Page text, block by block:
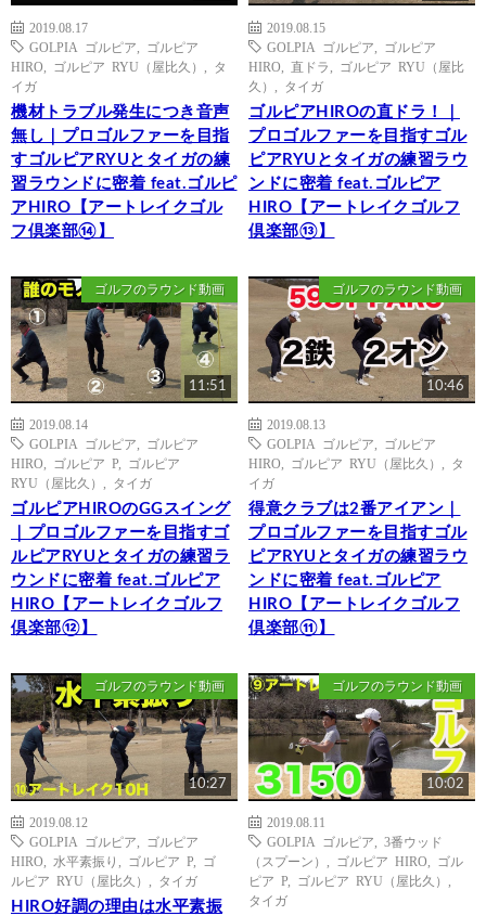
2019.08.17
GOLPIA ゴルピア
ゴルピア
HIRO
ゴルピア RYU（屋比久）
タ
イガ
機材トラブル発生につき音声
無し｜プロゴルファーを目指
すゴルピアRYUとタイガの練
習ラウンドに密着 feat.ゴルピ
アHIRO【アートレイクゴル
フ倶楽部⑭】
2019.08.15
GOLPIA ゴルピア
ゴルピア
HIRO
直ドラ
ゴルピア RYU（屋比
久）
タイガ
ゴルピアHIROの直ドラ！｜
プロゴルファーを目指すゴル
ピアRYUとタイガの練習ラウ
ンドに密着 feat.ゴルピア
HIRO【アートレイクゴルフ
倶楽部⑬】
ゴルフのラウンド動画
11:51
2019.08.14
GOLPIA ゴルピア
ゴルピア
HIRO
ゴルピア P
ゴルピア
RYU（屋比久）
タイガ
ゴルピアHIROのGGスイング
｜プロゴルファーを目指すゴ
ルピアRYUとタイガの練習ラ
ウンドに密着 feat.ゴルピア
HIRO【アートレイクゴルフ
倶楽部⑫】
ゴルフのラウンド動画
10:46
2019.08.13
GOLPIA ゴルピア
ゴルピア
HIRO
ゴルピア RYU（屋比久）
タ
イガ
得意クラブは2番アイアン｜
プロゴルファーを目指すゴル
ピアRYUとタイガの練習ラウ
ンドに密着 feat.ゴルピア
HIRO【アートレイクゴルフ
倶楽部⑪】
ゴルフのラウンド動画
10:27
2019.08.12
GOLPIA ゴルピア
ゴルピア
HIRO
水平素振り ゴルピア P
ゴ
ルピア RYU（屋比久）
タイガ
HIRO好調の理由は水平素振
ゴルフのラウンド動画
10:02
2019.08.11
GOLPIA ゴルピア
3番ウッド
（スプーン）
ゴルピア HIRO
ゴル
ピア P
ゴルピア RYU（屋比久）
タイガ